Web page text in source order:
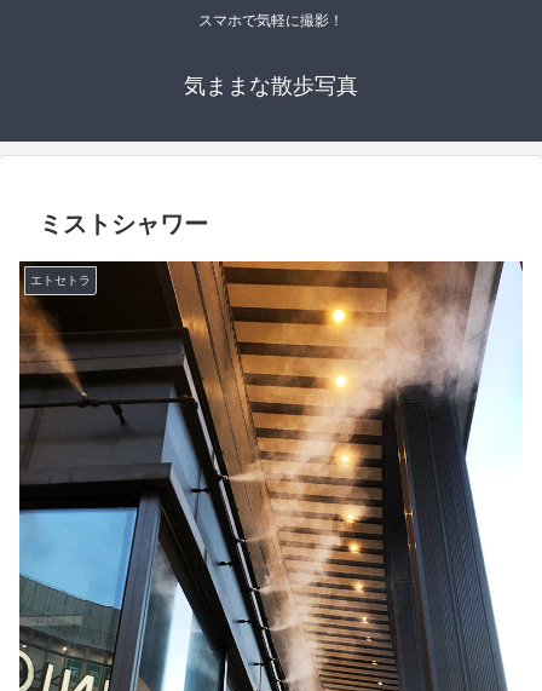
スマホで気軽に撮影！
気ままな散歩写真
ミストシャワー
エトセトラ